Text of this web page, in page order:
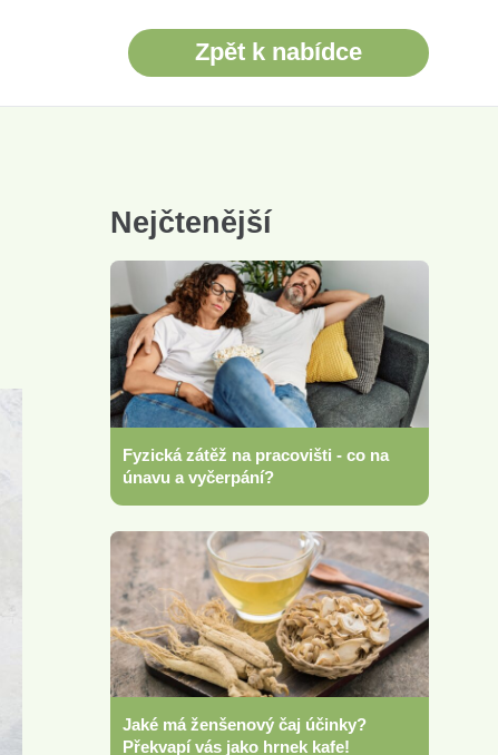
Zpět k nabídce
Nejčtenější
Fyzická zátěž na pracovišti - co na
únavu a vyčerpání?
Jaké má ženšenový čaj účinky?
Překvapí vás jako hrnek kafe!